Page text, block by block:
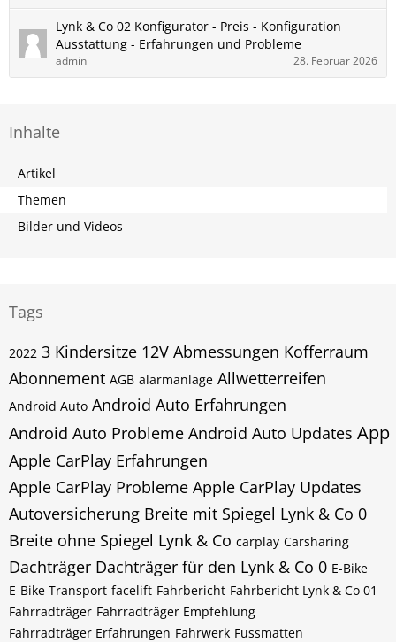
Lynk & Co 02 Konfigurator - Preis - Konfiguration
Ausstattung - Erfahrungen und Probleme
admin 28. Februar 2026
Inhalte
Artikel
Themen
Bilder und Videos
Tags
2022 3 Kindersitze 12V Abmessungen Kofferraum
Abonnement AGB alarmanlage Allwetterreifen
Android Auto Android Auto Erfahrungen
Android Auto Probleme Android Auto Updates App
Apple CarPlay Erfahrungen
Apple CarPlay Probleme Apple CarPlay Updates
Autoversicherung Breite mit Spiegel Lynk & Co 0
Breite ohne Spiegel Lynk & Co carplay Carsharing
Dachträger Dachträger für den Lynk & Co 0 E-Bike
E-Bike Transport facelift Fahrbericht Fahrbericht Lynk & Co 01
Fahrradträger Fahrradträger Empfehlung
Fahrradträger Erfahrungen Fahrwerk Fussmatten